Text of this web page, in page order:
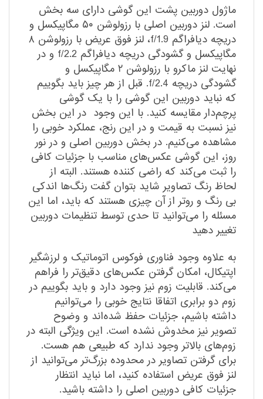
ماژول دوربین پشت این گوشی دارای سه بخش
است. لنز دوربین اصلی با رزولوشن ۵۰ مگاپیکسل و
دریچه دیافراگم f/1.9، لنز فوق عریض با رزولوشن ۸
مگاپیکسل و گشودگی دریچه دیافراگم f/2.2 و در
نهایت لنز ماکرو با رزولوشن ۲ مگاپیکسل و
گشودگی دریچه f/2.4. قبل از هر چیز باید بگوییم
که نباید دوربین این گوشی را با یک گوشی
پرچم‌دار مقایسه کنید. با این وجود در این بخش
نیز نسبت به قیمت و در این رنج،‌ عملکرد خوبی را
مشاهده می‌کنیم. در بخش دوربین اصلی و در نور
روز، این گوشی عکس‌های مناسب با جزئیات کافی
را ثبت می‌کند که راضی کننده هستند. البته از
لحاظ رنگ تصاویر شاید بتوان گفت رنگ‌ها اندکی
بی رنگ و روتر از آن چیزی هستند که باید، اما این
مسئله را می‌توانید تا حدی توسط تنظیمات دوربین
تغییر دهید
به علاوه وجود فناوری فوکوس اتوماتیک و لرزشگیر
اپتیکال، امکان گرفتن عکس‌های دقیق‌تر را فراهم
می‌کند. قابلیت زوم نیز وجود دارد و باید بگوییم در
زوم دو برابری اتفاقا نتایج خوبی را می‌توانیم
داشته باشیم،‌ جزئیات حفظ شده‌اند و وضوح
تصویر نیز مخدوش نشده است. این ویژگی البته در
زوم‌های بالاتر وجود ندارد که طبیعی هم هست.
برای گرفتن تصاویر در محدوده بزرگ‌تر می‌توانید از
لنز فوق عریض استفاده کنید،‌ اما نباید انتظار
جزئیات کافی دوربین اصلی را داشته باشید.